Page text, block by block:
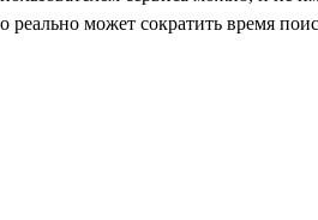
может сократить время